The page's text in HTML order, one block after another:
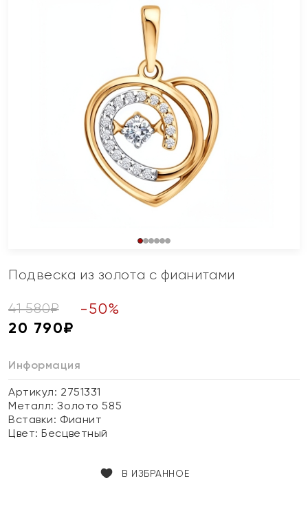
Подвеска из золота с фианитами
41 580₽ -50%
20 790₽
Информация
Артикул: 2751331
Металл:Золото 585
Вставки: Фианит
Цвет:Бесцветный
В ИЗБРАННОЕ